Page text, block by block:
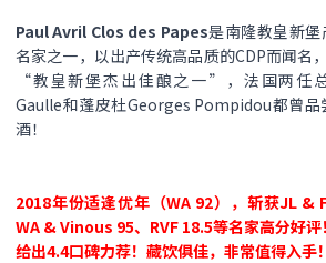
Paul Avril Clos des Papes是南隆教皇新
名家之一，以出产传统高品质的CDP而闻名
“教皇新堡杰出佳酿之一”，法国两任
Gaulle和蓬皮杜Georges Pompidou都曾品
酒！
2018年份适逢优年（WA 92），斩获JL &
WA & Vinous 95、RVF 18.5等名家高分好
给出4.4口碑力荐！藏饮俱佳，非常值得入手！